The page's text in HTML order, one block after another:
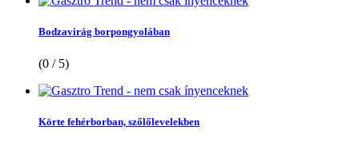
Bodzavirág borpongyolában
(0 / 5)
Körte fehérborban, szőlőlevelekben